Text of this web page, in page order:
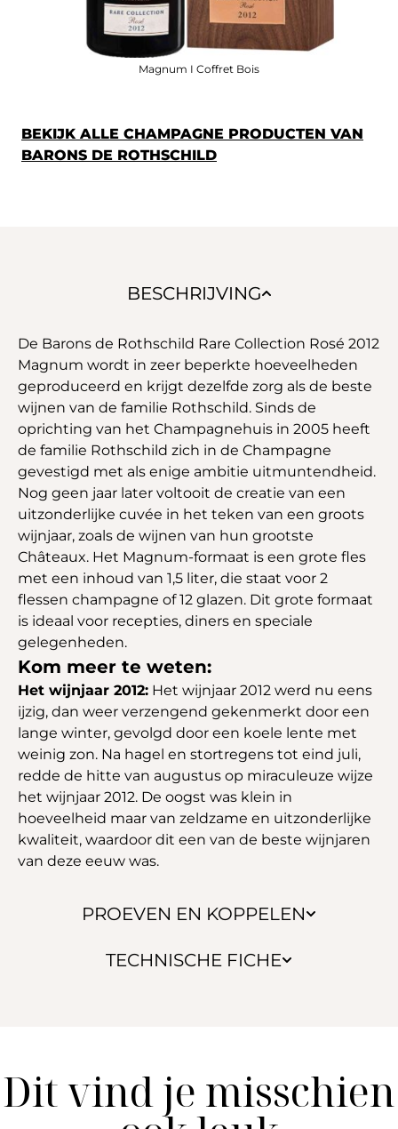
Magnum I Coffret Bois
BEKIJK ALLE CHAMPAGNE PRODUCTEN VAN
BARONS DE ROTHSCHILD
BESCHRIJVING
PROEVEN EN KOPPELEN
TECHNISCHE FICHE
De Barons de Rothschild Rare Collection Rosé 2012
Magnum wordt in zeer beperkte hoeveelheden
geproduceerd en krijgt dezelfde zorg als de beste
wijnen van de familie Rothschild. Sinds de
oprichting van het Champagnehuis in 2005 heeft
de familie Rothschild zich in de Champagne
gevestigd met als enige ambitie uitmuntendheid.
Nog geen jaar later voltooit de creatie van een
uitzonderlijke cuvée in het teken van een groots
wijnjaar, zoals de wijnen van hun grootste
Châteaux. Het Magnum-formaat is een grote fles
met een inhoud van 1,5 liter, die staat voor 2
flessen champagne of 12 glazen. Dit grote formaat
is ideaal voor recepties, diners en speciale
gelegenheden.
Kom meer te weten:
Het wijnjaar 2012: Het wijnjaar 2012 werd nu eens
ijzig, dan weer verzengend gekenmerkt door een
lange winter, gevolgd door een koele lente met
weinig zon. Na hagel en stortregens tot eind juli,
redde de hitte van augustus op miraculeuze wijze
het wijnjaar 2012. De oogst was klein in
hoeveelheid maar van zeldzame en uitzonderlijke
kwaliteit, waardoor dit een van de beste wijnjaren
van deze eeuw was.
Dit vind je misschien